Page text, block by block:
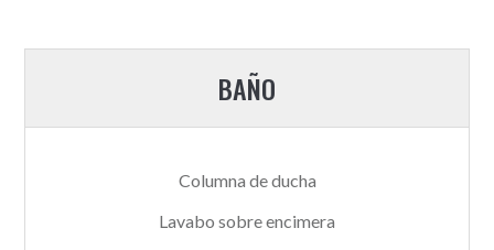
BAÑO
Columna de ducha
Lavabo sobre encimera